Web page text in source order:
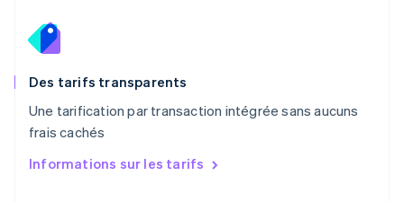
Des tarifs transparents
Une tarification par transaction intégrée sans aucuns
frais cachés
Informations sur les tarifs
Pays-Bas
Nederlands
English
PortuguêsEnglish
R.A.S. de Hong Kong, Chine
English